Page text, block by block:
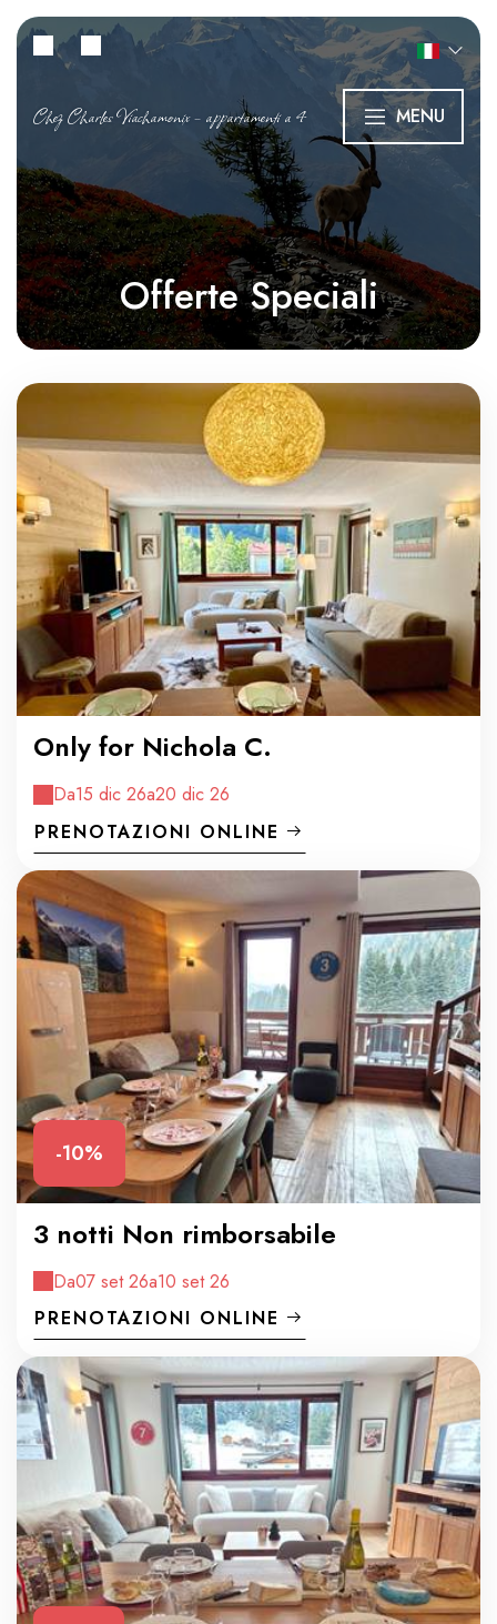
Chez Charles Viachamonix – appartamenti a 4 MENU
Offerte Speciali
Only for Nichola C.
Da15 dic 26a20 dic 26
PRENOTAZIONI ONLINE
-10%
3 notti Non rimborsabile
Da07 set 26a10 set 26
PRENOTAZIONI ONLINE